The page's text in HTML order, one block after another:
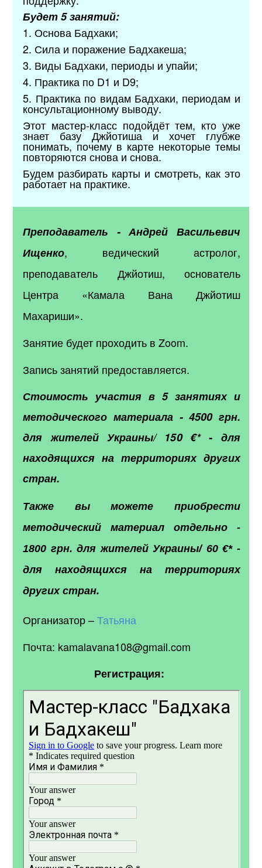
Будет 5 занятий:
1. Основа Бадхаки;
2. Сила и поражение Бадхакеша;
3. Виды Бадхаки, периоды и упайи;
4. Практика по D1 и D9;
5. Практика по видам Бадхаки, периодам и
консультационному выводу.
Этот мастер-класс подойдёт тем, кто уже
знает базу Джйотиша и хочет глубже
понимать, почему в карте некоторые темы
повторяются снова и снова.
Будем разбирать карты и смотреть, как это
работает на практике.
Преподаватель - Андрей Васильевич
Ищенко, ведический астролог,
преподаватель Джйотиш, основатель
Центра «Камала Вана Джйотиш
Махариши».
Занятие будет проходить в Zoom.
Запись занятий предоставляется.
Стоимость участия в 5 занятиях и
методического материала - 4500 грн.
для жителей Украины/ 150 €* - для
находящихся на территориях других
стран.
Также вы можете приобрести
методический материал отдельно -
1800 грн. для жителей Украины/ 60 €* -
для находящихся на территориях
других стран.
Организатор –Татьяна
Почта: kamalavana108@gmail.com
Регистрация: